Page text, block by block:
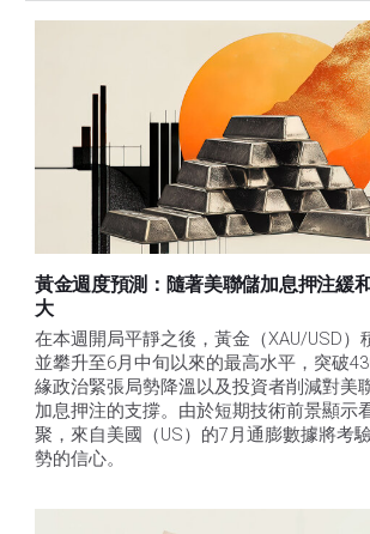
黃金週度預測：隨著美聯儲加息押注緩
大
在本週開局平靜之後，黃金（XAU/USD）
並攀升至6月中旬以來的最高水平，突破
緣政治緊張局勢降溫以及投資者削減對美
加息押注的支撐。由於短期技術前景顯示
聚，來自美國（US）的7月通膨數據將考
勢的信心。